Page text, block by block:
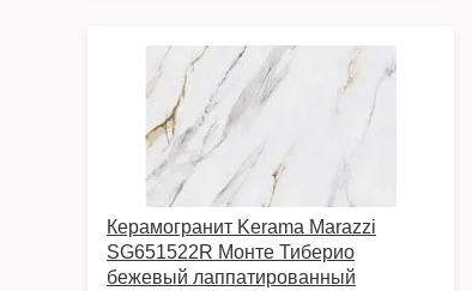
Керамогранит Kerama Marazzi
SG651522R Монте Тиберио
бежевый лаппатированный